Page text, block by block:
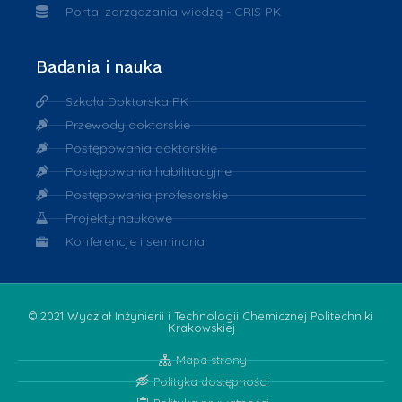
Portal zarządzania wiedzą - CRIS PK
Badania i nauka
Szkoła Doktorska PK
Przewody doktorskie
Postępowania doktorskie
Postępowania habilitacyjne
Postępowania profesorskie
Projekty naukowe
Konferencje i seminaria
© 2021 Wydział Inżynierii i Technologii Chemicznej Politechniki
Krakowskiej
Mapa strony
Polityka dostępności